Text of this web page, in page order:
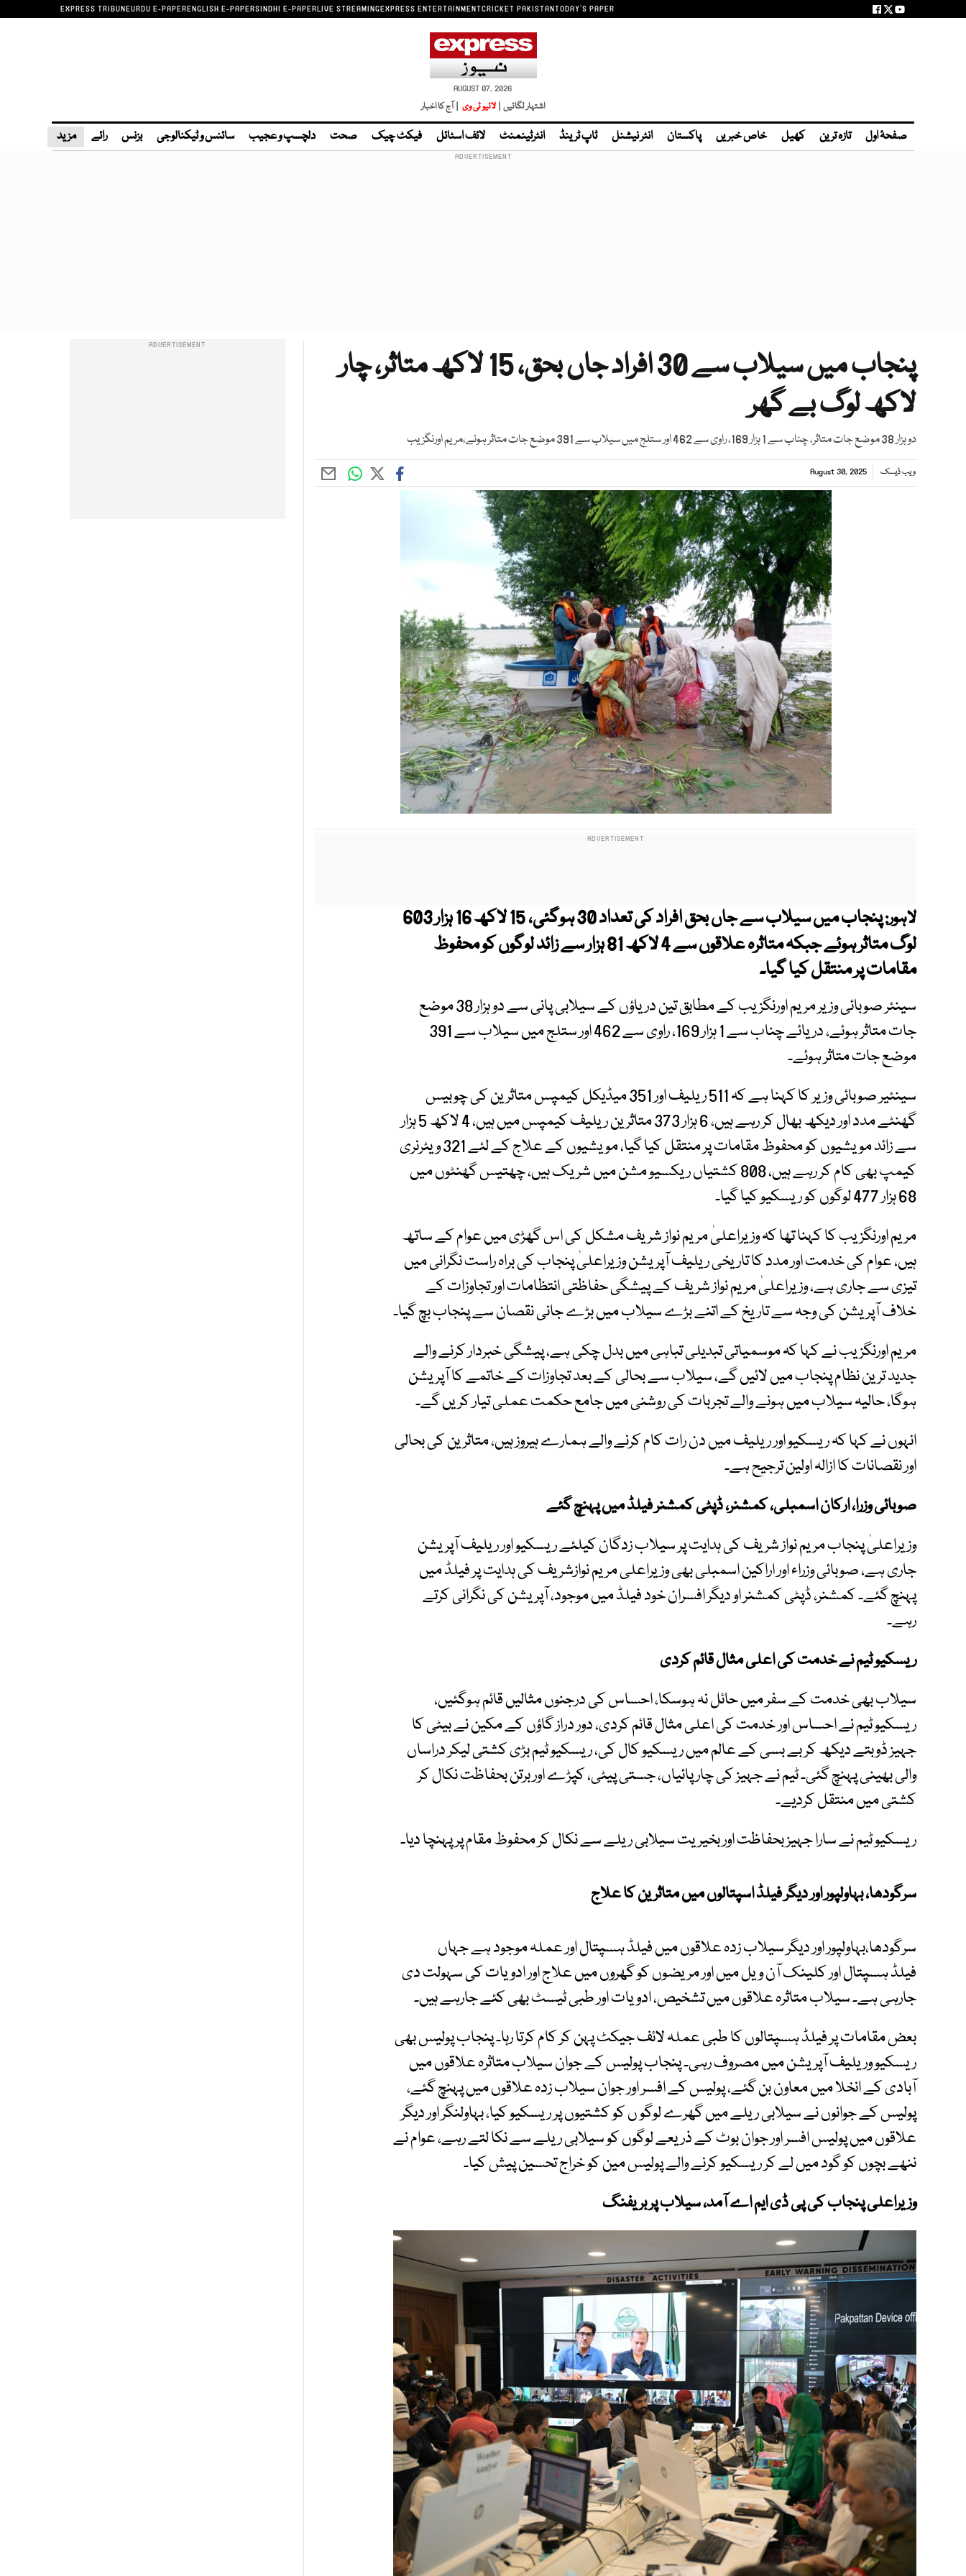
EXPRESS TRIBUNEURDU E-PAPERENGLISH E-PAPERSINDHI E-PAPERLIVE STREAMINGEXPRESS ENTERTAINMENTCRICKET PAKISTANTODAY'S PAPER
AUGUST 07, 2026
اشتہار لگائیں | لائیو ٹی وی | آج کا اخبار
صفحۂ اول تازہ ترین کھیل خاص خبریں پاکستان انٹر نیشنل ٹاپ ٹرینڈ انٹرٹینمنٹ لائف اسٹائل فیکٹ چیک صحت دلچسپ و عجیب سائنس و ٹیکنالوجی بزنس رائے مزید
پنجاب میں سیلاب سے 30 افراد جاں بحق، 15 لاکھ متاثر، چار
لاکھ لوگ بے گھر
دو ہزار 38 موضع جات متاثر، چناب سے 1 ہزار 169، راوی سے 462 اور ستلج میں سیلاب سے 391 موضع جات متاثر ہوئے،مریم اورنگزیب
ویب ڈیسک August 30, 2025
لاہور:
پنجاب میں سیلاب سے جاں بحق افراد کی تعداد 30 ہوگئی، 15 لاکھ 16 ہزار 603
لوگ متاثر ہوئے جبکہ متاثرہ علاقوں سے 4 لاکھ 81 ہزار سے زائد لوگوں کو محفوظ
مقامات پر منتقل کیا گیا۔
سینئر صوبائی وزیر مریم اورنگزیب کے مطابق تین دریاؤں کے سیلابی پانی سے دو ہزار 38 موضع
جات متاثر ہوئے، دریائے چناب سے 1 ہزار 169، راوی سے 462 اور ستلج میں سیلاب سے 391
موضع جات متاثر ہوئے۔
سینئیر صوبائی وزیر کا کہنا ہے کہ 511 ریلیف اور 351 میڈیکل کیمپس متاثرین کی چوبیس
گھنٹے مدد اور دیکھ بھال کر رہے ہیں، 6 ہزار 373 متاثرین ریلیف کیمپس میں ہیں، 4 لاکھ 5 ہزار
سے زائد مویشیوں کو محفوظ مقامات پر منتقل کیا گیا، مویشیوں کے علاج کے لئے 321 ویٹرنری
کیمپ بھی کام کر رہے ہیں، 808 کشتیاں ریکسیو مشن میں شریک ہیں، چھتیس گھنٹوں میں
68 ہزار 477 لوگوں کو ریسکیو کیا گیا۔
مریم اورنگزیب کا کہنا تھا کہ وزیراعلیٰ مریم نواز شریف مشکل کی اس گھڑی میں عوام کے ساتھ
ہیں، عوام کی خدمت اور مدد کا تاریخی ریلیف آپریشن وزیراعلیٰ پنجاب کی براہ راست نگرانی میں
تیزی سے جاری ہے، وزیراعلیٰ مریم نواز شریف کے پیشگی حفاظتی انتظامات اور تجاوزات کے
خلاف آپریشن کی وجہ سے تاریخ کے اتنے بڑے سیلاب میں بڑے جانی نقصان سے پنجاب بچ گیا۔
مریم اورنگزیب نے کہا کہ موسمیاتی تبدیلی تباہی میں بدل چکی ہے، پیشگی خبردار کرنے والے
جدید ترین نظام پنجاب میں لائیں گے، سیلاب سے بحالی کے بعد تجاوزات کے خاتمے کا آپریشن
ہوگا، حالیہ سیلاب میں ہونے والے تجربات کی روشنی میں جامع حکمت عملی تیار کریں گے۔
انہوں نے کہا کہ ریسکیو اور ریلیف میں دن رات کام کرنے والے ہمارے ہیروز ہیں، متاثرین کی بحالی
اور نقصانات کا ازالہ اولین ترجیح ہے۔
صوبائی وزرا، ارکان اسمبلی، کمشنر، ڈپٹی کمشنر فیلڈ میں پہنچ گئے
وزیراعلیٰ پنجاب مریم نواز شریف کی ہدایت پر سیلاب زدگان کیلئے ریسکیو اور ریلیف آپریشن
جاری ہے، صوبائی وزراء اور اراکین اسمبلی بھی وزیراعلی مریم نوازشریف کی ہدایت پر فیلڈ میں
پہنچ گئے۔ کمشنر، ڈپٹی کمشنر او دیگر افسران خود فیلڈ میں موجود، آپریشن کی نگرانی کرتے
رہے۔
ریسکیو ٹیم نے خدمت کی اعلی مثال قائم کردی
سیلاب بھی خدمت کے سفر میں حائل نہ ہوسکا، احساس کی درجنوں مثالیں قائم ہوگئیں،
ریسکیو ٹیم نے احساس اور خدمت کی اعلی مثال قائم کردی، دور دراز گاؤں کے مکین نے بیٹی کا
جہیز ڈوبتے دیکھ کر بے بسی کے عالم میں ریسکیو کال کی، ریسکیو ٹیم بڑی کشتی لیکر دراساں
والی بھینی پہنچ گئی۔ ٹیم نے جہیز کی چارپائیاں، جستی پیٹی، کپڑے اور برتن بحفاظت نکال کر
کشتی میں منتقل کردیے۔
ریسکیو ٹیم نے سارا جہیز بحفاظت اور بخیریت سیلابی ریلے سے نکال کر محفوظ مقام پر پہنچا دیا۔
سرگودھا، بہاولپور اور دیگر فیلڈ اسپتالوں میں متاثرین کا علاج
سرگودھا،بہاولپور اور دیگر سیلاب زدہ علاقوں میں فیلڈ ہسپتال اور عملہ موجود ہے جہاں
فیلڈ ہسپتال اور کلینک آن ویل میں اور مریضوں کو گھروں میں علاج اور ادویات کی سہولت دی
جارہی ہے۔ سیلاب متاثرہ علاقوں میں تشخیص، ادویات اور طبی ٹیسٹ بھی کئے جارہے ہیں۔
بعض مقامات پر فیلڈ ہسپتالوں کا طبی عملہ لائف جیکٹ پہن کر کام کرتا رہا۔ پنجاب پولیس بھی
ریسکیو وریلیف آپریشن میں مصروف رہی۔ پنجاب پولیس کے جوان سیلاب متاثرہ علاقوں میں
آبادی کے انخلا میں معاون بن گئے، پولیس کے افسر اور جوان سیلاب زدہ علاقوں میں پہنچ گئے،
پولیس کے جوانوں نے سیلابی ریلے میں گھرے لوگو ں کو کشتیوں پر ریسکیو کیا، بہاولنگر اور دیگر
علاقوں میں پولیس افسر اور جوان بوٹ کے ذریعے لوگوں کو سیلابی ریلے سے نکا لتے رہے، عوام نے
ننھے بچوں کو گود میں لے کر ریسکیو کرنے والے پولیس مین کو خراج تحسین پیش کیا۔
وزیراعلی پنجاب کی پی ڈی ایم اے آمد، سیلاب پر بریفنگ